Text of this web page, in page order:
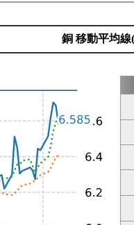
銅 移動平均線